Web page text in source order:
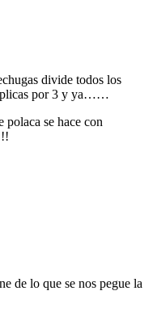
divide todos los
por 3 y ya……
se hace con
de lo que se nos pegue la